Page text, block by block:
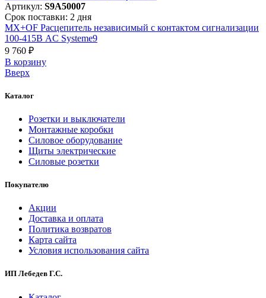
Артикул: S9A50007
Срок поставки: 2 дня
MX+OF Расцепитель независимый с контактом сигнализации
100-415В AC Systeme9
9 760 ₽
В корзинy
Вверх
Каталог
Розетки и выключатели
Монтажные коробки
Силовое оборудование
Щиты электрические
Силовые розетки
Покупателю
Акции
Доставка и оплата
Политика возвратов
Карта сайта
Условия использования сайта
ИП Лебедев Г.С.